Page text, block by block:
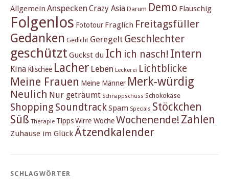
Allgemein Anspecken Crazy Asia Darum Demo Flauschig
Folgenlos Fototour Fraglich Freitagsfüller
Gedanken Gedicht Geregelt Geschlechter
geschützt Guckst du Ich ich nasch! Intern
Kina Klischee Lacher Leben Leckerei Lichtblicke
Meine Frauen Meine Männer Merk-würdig
Neulich Nur geträumt Schnappschuss Schokokäse
Shopping SoundtrackSpam Specials Stöckchen
Süß Therapie TippsWirre WocheWochenende! Zahlen
Zuhause im Glück Ätzendkalender
SCHLAGWÖRTER